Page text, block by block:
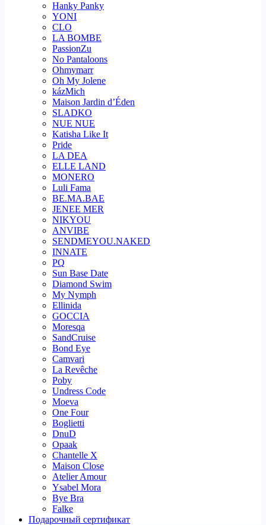
Hanky Panky
YONI
CLO
LA BOMBE
PassionZu
No Pantaloons
Ohmymarr
Oh My Jolene
kázMich
Maison Jardin d’Éden
SLADKO
NUE NUE
Katisha Like It
Pride
LA DEA
ELLE LAND
MONERO
Luli Fama
BE.MA.BAE
JENEE MER
NIKYOU
ANVIBE
SENDMEYOU.NAKED
INNATE
PQ
Sun Base Date
Diamond Swim
My Nymph
Ellinida
GOCCIA
Moresqa
SandCruise
Bond Eye
Camvari
La Revêche
Poby
Undress Code
Moeva
One Four
Boglietti
DnuD
Opaak
Chantelle X
Maison Close
Atelier Amour
Ysabel Mora
Bye Bra
Falke
Подарочный сертификат